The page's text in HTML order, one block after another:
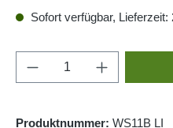
Sofort verfügbar, Lieferzeit:
Produkt Anzahl:
Produktnummer: WS11B LI